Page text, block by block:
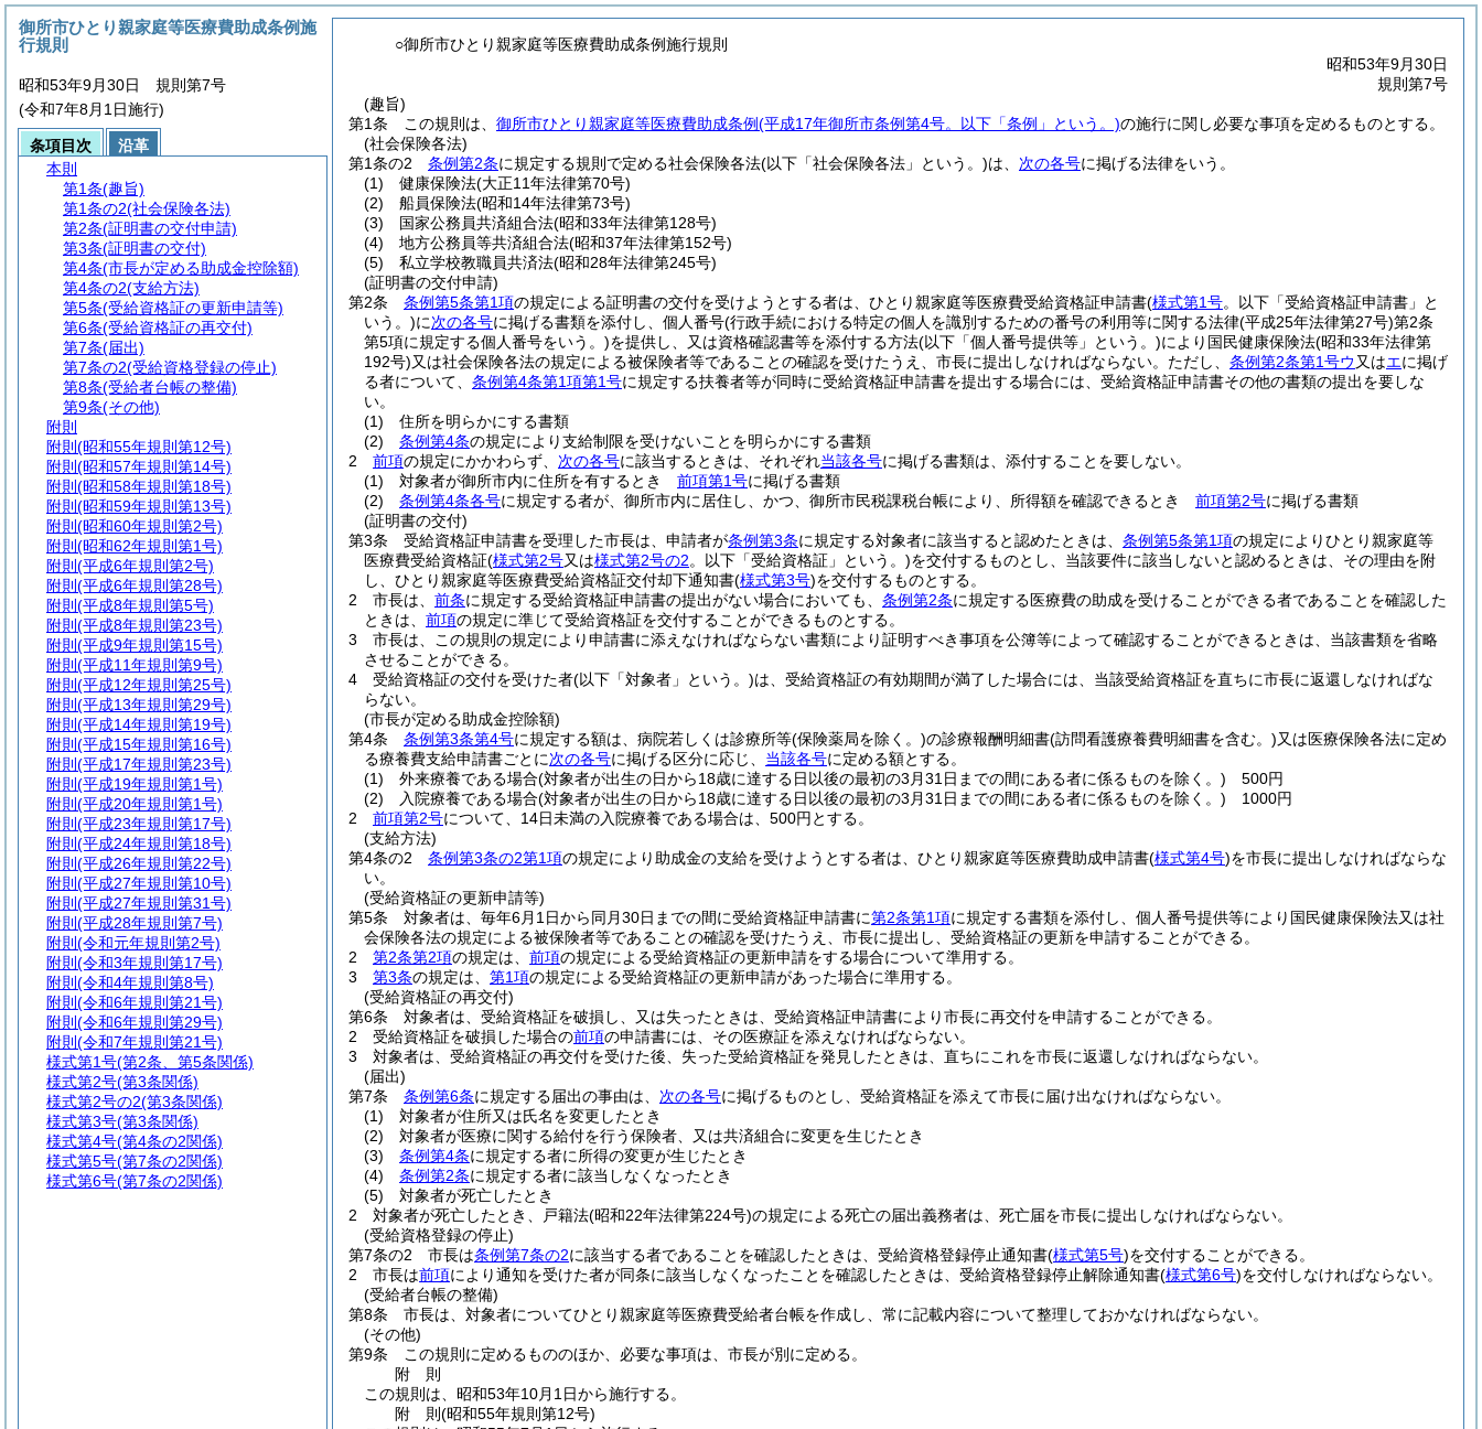
○御所市ひとり親家庭等医療費助成条例施行規則
昭和53年9月30日
規則第7号
(趣旨)
第1条
この規則は、 御所市ひとり親家庭等医療費助成条例(平成17年御所市条例第4号。以下「条例」という。)の施行に関し必要な事項を定めるものとする。
(社会保険各法)
第1条の2
条例第2条に規定する規則で定める社会保険各法(以下「社会保険各法」という。)は、 次の各号に掲げる法律をいう。
(1)
健康保険法(大正11年法律第70号)
(2)
船員保険法(昭和14年法律第73号)
(3)
国家公務員共済組合法(昭和33年法律第128号)
(4)
地方公務員等共済組合法(昭和37年法律第152号)
(5)
私立学校教職員共済法(昭和28年法律第245号)
(証明書の交付申請)
第2条
条例第5条第1項の規定による証明書の交付を受けようとする者は、ひとり親家庭等医療費受給資格証申請書(様式第1号。以下「受給資格証申請書」と
いう。)に次の各号に掲げる書類を添付し、個人番号(行政手続における特定の個人を識別するための番号の利用等に関する法律(平成25年法律第27号)第2条
第5項に規定する個人番号をいう。)を提供し、又は資格確認書等を添付する方法(以下「個人番号提供等」という。)により国民健康保険法(昭和33年法律第
192号)又は社会保険各法の規定による被保険者等であることの確認を受けたうえ、市長に提出しなければならない。 ただし、 条例第2条第1号ウ 又はエに掲げ
る者について、 条例第4条第1項第1号に規定する扶養者等が同時に受給資格証申請書を提出する場合には、受給資格証申請書その他の書類の提出を要しな
い。
(1)
住所を明らかにする書類
(2)
条例第4条の規定により支給制限を受けないことを明らかにする書類
2
前項の規定にかかわらず、 次の各号に該当するときは、それぞれ当該各号に掲げる書類は、添付することを要しない。
(1)
対象者が御所市内に住所を有するとき 前項第1号に掲げる書類
(2)
条例第4条各号に規定する者が、御所市内に居住し、かつ、御所市民税課税台帳により、所得額を確認できるとき 前項第2号に掲げる書類
(証明書の交付)
第3条
受給資格証申請書を受理した市長は、申請者が条例第3条に規定する対象者に該当すると認めたときは、 条例第5条第1項の規定によりひとり親家庭等
医療費受給資格証(様式第2号又は様式第2号の2。以下「受給資格証」という。)を交付するものとし、当該要件に該当しないと認めるときは、その理由を附
し、ひとり親家庭等医療費受給資格証交付却下通知書(様式第3号)を交付するものとする。
2
市長は、 前条に規定する受給資格証申請書の提出がない場合においても、 条例第2条に規定する医療費の助成を受けることができる者であることを確認した
ときは、 前項の規定に準じて受給資格証を交付することができるものとする。
3
市長は、この規則の規定により申請書に添えなければならない書類により証明すべき事項を公簿等によって確認することができるときは、当該書類を省略
させることができる。
4
受給資格証の交付を受けた者(以下「対象者」という。)は、受給資格証の有効期間が満了した場合には、当該受給資格証を直ちに市長に返還しなければな
らない。
(市長が定める助成金控除額)
第4条
条例第3条第4号に規定する額は、病院若しくは診療所等(保険薬局を除く。)の診療報酬明細書(訪問看護療養費明細書を含む。)又は医療保険各法に定め
る療養費支給申請書ごとに次の各号に掲げる区分に応じ、 当該各号に定める額とする。
(1)
外来療養である場合(対象者が出生の日から18歳に達する日以後の最初の3月31日までの間にある者に係るものを除く。) 500円
(2)
入院療養である場合(対象者が出生の日から18歳に達する日以後の最初の3月31日までの間にある者に係るものを除く。) 1000円
2
前項第2号について、14日未満の入院療養である場合は、500円とする。
(支給方法)
第4条の2
条例第3条の2第1項の規定により助成金の支給を受けようとする者は、ひとり親家庭等医療費助成申請書(様式第4号)を市長に提出しなければならな
い。
(受給資格証の更新申請等)
第5条
対象者は、毎年6月1日から同月30日までの間に受給資格証申請書に第2条第1項に規定する書類を添付し、個人番号提供等により国民健康保険法又は社
会保険各法の規定による被保険者等であることの確認を受けたうえ、市長に提出し、受給資格証の更新を申請することができる。
2
第2条第2項の規定は、 前項の規定による受給資格証の更新申請をする場合について準用する。
3
第3条の規定は、 第1項の規定による受給資格証の更新申請があった場合に準用する。
(受給資格証の再交付)
第6条
対象者は、受給資格証を破損し、又は失ったときは、受給資格証申請書により市長に再交付を申請することができる。
2
受給資格証を破損した場合の前項の申請書には、その医療証を添えなければならない。
3
対象者は、受給資格証の再交付を受けた後、失った受給資格証を発見したときは、直ちにこれを市長に返還しなければならない。
(届出)
第7条
条例第6条に規定する届出の事由は、 次の各号に掲げるものとし、受給資格証を添えて市長に届け出なければならない。
(1)
対象者が住所又は氏名を変更したとき
(2)
対象者が医療に関する給付を行う保険者、又は共済組合に変更を生じたとき
(3)
条例第4条に規定する者に所得の変更が生じたとき
(4)
条例第2条に規定する者に該当しなくなったとき
(5)
対象者が死亡したとき
2
対象者が死亡したとき、戸籍法(昭和22年法律第224号)の規定による死亡の届出義務者は、死亡届を市長に提出しなければならない。
(受給資格登録の停止)
第7条の2
市長は条例第7条の2に該当する者であることを確認したときは、受給資格登録停止通知書(様式第5号)を交付することができる。
2
市長は前項により通知を受けた者が同条に該当しなくなったことを確認したときは、受給資格登録停止解除通知書(様式第6号)を交付しなければならない。
(受給者台帳の整備)
第8条
市長は、対象者についてひとり親家庭等医療費受給者台帳を作成し、常に記載内容について整理しておかなければならない。
(その他)
第9条
この規則に定めるもののほか、必要な事項は、市長が別に定める。
附 則
この規則は、昭和53年10月1日から施行する。
附 則(昭和55年規則第12号)
御所市ひとり親家庭等医療費助成条例施
行規則
昭和53年9月30日 規則第7号
(令和7年8月1日施行)
条項目次
沿革
本則
第1条(趣旨)
第1条の2(社会保険各法)
第2条(証明書の交付申請)
第3条(証明書の交付)
第4条(市長が定める助成金控除額)
第4条の2(支給方法)
第5条(受給資格証の更新申請等)
第6条(受給資格証の再交付)
第7条(届出)
第7条の2(受給資格登録の停止)
第8条(受給者台帳の整備)
第9条(その他)
附則
附則 (昭和55年規則第12号)
附則 (昭和57年規則第14号)
附則 (昭和58年規則第18号)
附則 (昭和59年規則第13号)
附則 (昭和60年規則第2号)
附則 (昭和62年規則第1号)
附則 (平成6年規則第2号)
附則 (平成6年規則第28号)
附則 (平成8年規則第5号)
附則 (平成8年規則第23号)
附則 (平成9年規則第15号)
附則 (平成11年規則第9号)
附則 (平成12年規則第25号)
附則 (平成13年規則第29号)
附則 (平成14年規則第19号)
附則 (平成15年規則第16号)
附則 (平成17年規則第23号)
附則 (平成19年規則第1号)
附則 (平成20年規則第1号)
附則 (平成23年規則第17号)
附則 (平成24年規則第18号)
附則 (平成26年規則第22号)
附則 (平成27年規則第10号)
附則 (平成27年規則第31号)
附則 (平成28年規則第7号)
附則 (令和元年規則第2号)
附則 (令和3年規則第17号)
附則 (令和4年規則第8号)
附則 (令和6年規則第21号)
附則 (令和6年規則第29号)
附則 (令和7年規則第21号)
様式第1号(第2条、第5条関係)
様式第2号(第3条関係)
様式第2号の2(第3条関係)
様式第3号(第3条関係)
様式第4号(第4条の2関係)
様式第5号(第7条の2関係)
様式第6号(第7条の2関係)